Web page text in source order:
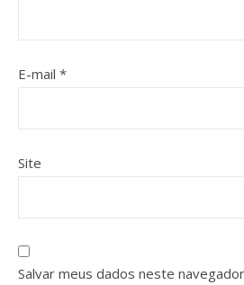
E-mail *
Site
Salvar meus dados neste